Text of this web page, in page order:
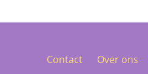
Contact Over ons